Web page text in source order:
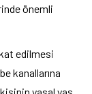
önemli
edilmesi
kanallarına